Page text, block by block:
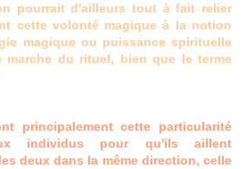
pourrait d'ailleurs tout à fait relier
cette volonté magique à la notion
magique ou puissance spirituelle
marche du rituel, bien que le terme
principalement cette particularité
individus pour qu'ils aillent
deux dans la même direction, celle